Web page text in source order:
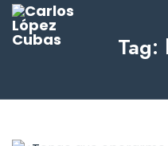
Tag: